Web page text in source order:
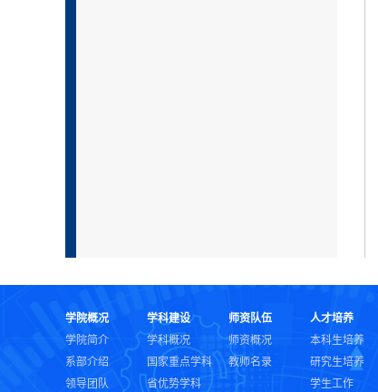
学院概况
学院简介
系部介绍
领导团队
学科建设
学科概况
国家重点学科
省优势学科
师资队伍
师资概况
教师名录
人才培养
本科生培养
研究生培养
学生工作